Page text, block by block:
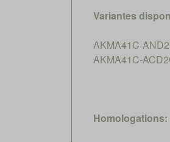
Variantes
AKMA41C-
AKMA41C-
Homologations: